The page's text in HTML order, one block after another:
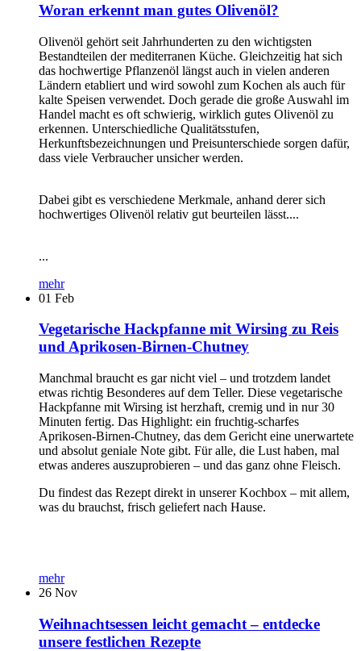
Woran erkennt man gutes Olivenöl?
Olivenöl gehört seit Jahrhunderten zu den wichtigsten
Bestandteilen der mediterranen Küche. Gleichzeitig hat sich
das hochwertige Pflanzenöl längst auch in vielen anderen
Ländern etabliert und wird sowohl zum Kochen als auch für
kalte Speisen verwendet. Doch gerade die große Auswahl im
Handel macht es oft schwierig, wirklich gutes Olivenöl zu
erkennen. Unterschiedliche Qualitätsstufen,
Herkunftsbezeichnungen und Preisunterschiede sorgen dafür,
dass viele Verbraucher unsicher werden.
Dabei gibt es verschiedene Merkmale, anhand derer sich
hochwertiges Olivenöl relativ gut beurteilen lässt....
...
mehr
01 Feb
Vegetarische Hackpfanne mit Wirsing zu Reis
und Aprikosen-Birnen-Chutney
Manchmal braucht es gar nicht viel – und trotzdem landet
etwas richtig Besonderes auf dem Teller. Diese vegetarische
Hackpfanne mit Wirsing ist herzhaft, cremig und in nur 30
Minuten fertig. Das Highlight: ein fruchtig-scharfes
Aprikosen-Birnen-Chutney, das dem Gericht eine unerwartete
und absolut geniale Note gibt. Für alle, die Lust haben, mal
etwas anderes auszuprobieren – und das ganz ohne Fleisch.
Du findest das Rezept direkt in unserer Kochbox – mit allem,
was du brauchst, frisch geliefert nach Hause.
mehr
26 Nov
Weihnachtsessen leicht gemacht – entdecke
unsere festlichen Rezepte